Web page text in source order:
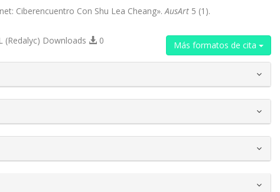
Ciberencuentro Con Shu Lea Cheang». AusArt 5 (1).
Más formatos de cita
(Redalyc) Downloads 0